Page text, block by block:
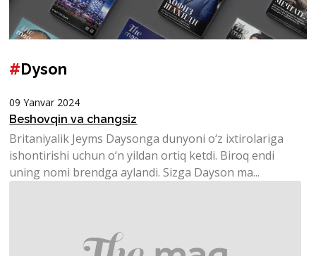
#Dyson
09 Yanvar 2024
Beshovqin va changsiz
Britaniyalik Jeyms Daysonga dunyoni o‘z ixtirolariga
ishontirishi uchun o‘n yildan ortiq ketdi. Biroq endi
uning nomi brendga aylandi. Sizga Dayson ma...